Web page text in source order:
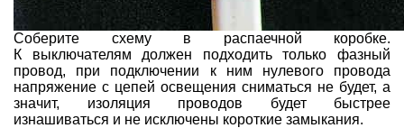
Соберите схему в распаечной коробке.
К выключателям должен подходить только фазный
провод, при подключении к ним нулевого провода
напряжение с цепей освещения сниматься не будет, а
значит, изоляция проводов будет быстрее
изнашиваться и не исключены короткие замыкания.